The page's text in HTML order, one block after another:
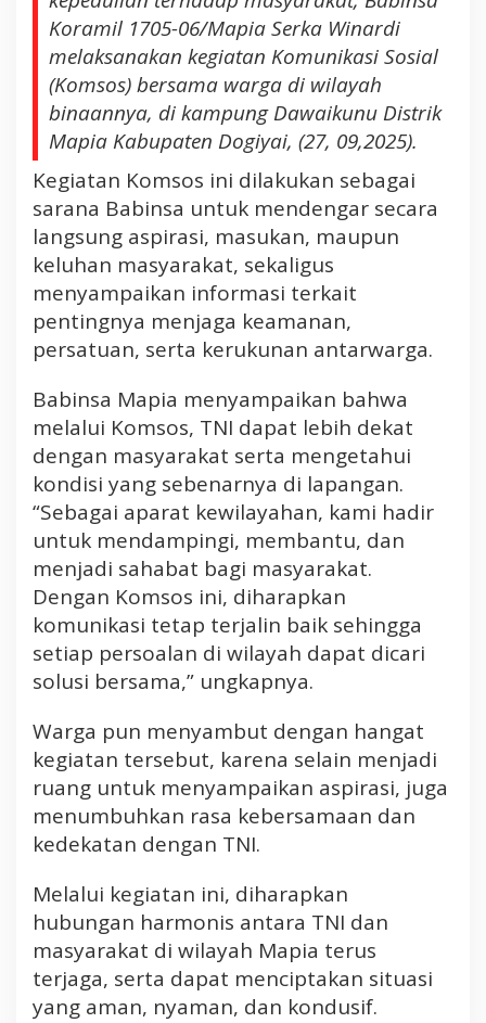
M
a
p
L
a
k
a
n
a
k
a
K
m
s
o
s
d
W
i
l
a
y
a
h
n
a
a
Koramil 1705-06/Mapia Serka Winardi
melaksanakan kegiatan Komunikasi Sosial
(Komsos) bersama warga di wilayah
binaannya, di kampung Dawaikunu Distrik
Mapia Kabupaten Dogiyai, (27, 09,2025).
Kegiatan Komsos ini dilakukan sebagai
sarana Babinsa untuk mendengar secara
langsung aspirasi, masukan, maupun
keluhan masyarakat, sekaligus
menyampaikan informasi terkait
pentingnya menjaga keamanan,
persatuan, serta kerukunan antarwarga.
Babinsa Mapia menyampaikan bahwa
melalui Komsos, TNI dapat lebih dekat
dengan masyarakat serta mengetahui
kondisi yang sebenarnya di lapangan.
“Sebagai aparat kewilayahan, kami hadir
untuk mendampingi, membantu, dan
menjadi sahabat bagi masyarakat.
Dengan Komsos ini, diharapkan
komunikasi tetap terjalin baik sehingga
setiap persoalan di wilayah dapat dicari
solusi bersama,” ungkapnya.
Warga pun menyambut dengan hangat
kegiatan tersebut, karena selain menjadi
ruang untuk menyampaikan aspirasi, juga
menumbuhkan rasa kebersamaan dan
kedekatan dengan TNI.
Melalui kegiatan ini, diharapkan
hubungan harmonis antara TNI dan
masyarakat di wilayah Mapia terus
terjaga, serta dapat menciptakan situasi
yang aman, nyaman, dan kondusif.